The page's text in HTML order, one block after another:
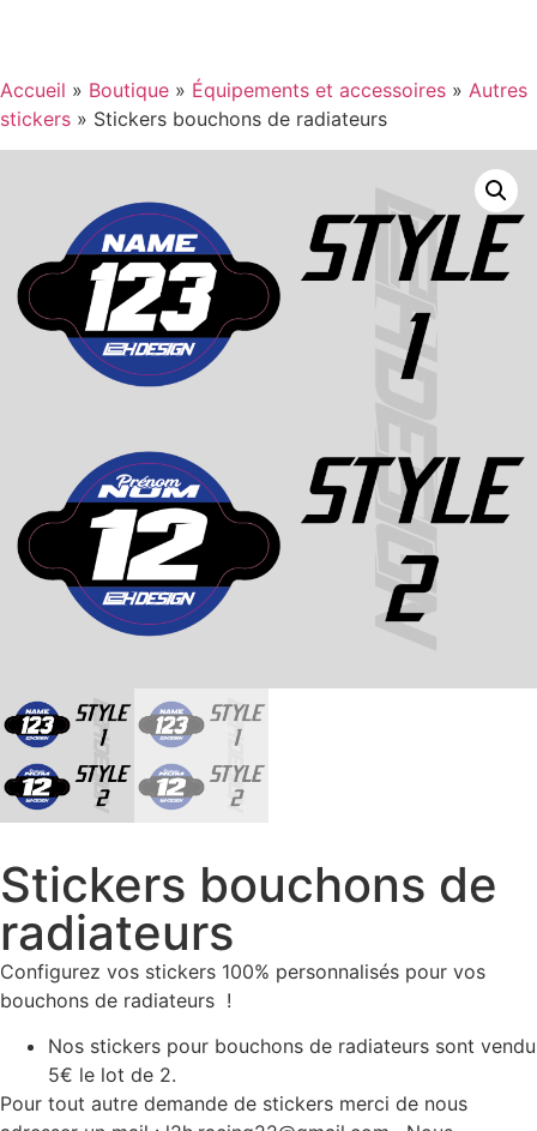
Accueil » Boutique » Équipements et accessoires » Autres
stickers » Stickers bouchons de radiateurs
Stickers bouchons de
radiateurs
Configurez vos stickers 100% personnalisés pour vos
bouchons de radiateurs !
Nos stickers pour bouchons de radiateurs sont vendu
5€ le lot de 2.
Pour tout autre demande de stickers merci de nous